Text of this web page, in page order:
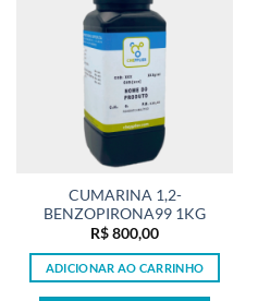
CUMARINA 1,2-
BENZOPIRONA99 1KG
R$800,00
ADICIONAR AO CARRINHO